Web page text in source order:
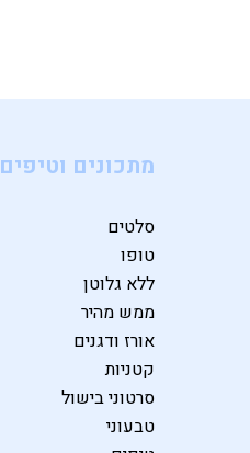
מתכונים וטיפים
סלטים
טופו
ללא גלוטן
ממש מהיר
אורז ודגנים
קטניות
סרטוני בישול
טבעוני